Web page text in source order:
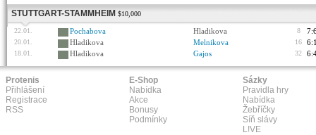
STUTTGART-STAMMHEIM $10,000
22.01. Pochabova Hladikova 8
20.01. Hladikova Melnikova 16
18.01. Hladikova Gajos 32
Protenis
Přihlášení
Registrace
RSS
E-Shop
Nabídka
Akce
Bonusy
Podmínky
Sázky
Pravidla hry
Nabídka
Žebříčky
Síň slávy
L!VE